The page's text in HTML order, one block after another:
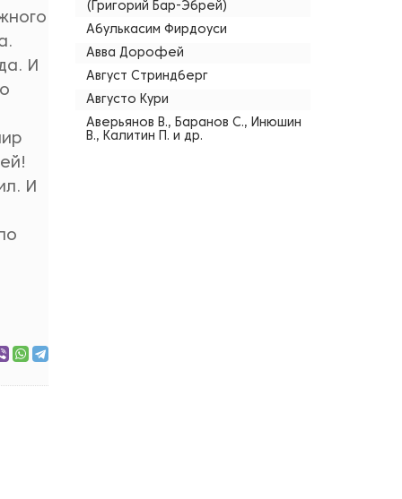
И
И
(Григорий Бар-Эбрей)
Абулькасим Фирдоуси
Авва Дорофей
Август Стриндберг
Августо Кури
Аверьянов В., Баранов С., Инюшин
В., Калитин П. и др.